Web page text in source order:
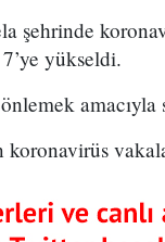
şehrinde
yükseldi.
amacıyla